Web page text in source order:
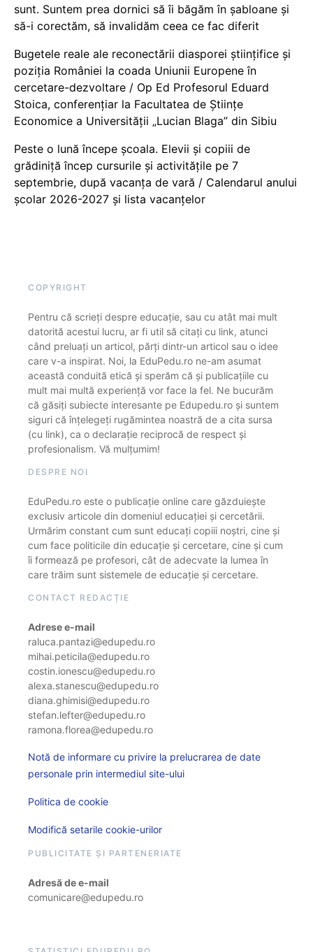
sunt. Suntem prea dornici să îi băgăm în șabloane și
să-i corectăm, să invalidăm ceea ce fac diferit
Bugetele reale ale reconectării diasporei științifice și
poziția României la coada Uniunii Europene în
cercetare-dezvoltare / Op Ed Profesorul Eduard
Stoica, conferențiar la Facultatea de Științe
Economice a Universității „Lucian Blaga” din Sibiu
Peste o lună începe școala. Elevii și copiii de
grădiniță încep cursurile și activitățile pe 7
septembrie, după vacanța de vară / Calendarul anului
școlar 2026-2027 și lista vacanțelor
COPYRIGHT
Pentru că scrieți despre educație, sau cu atât mai mult
datorită acestui lucru, ar fi util să citați cu link, atunci
când preluați un articol, părți dintr-un articol sau o idee
care v-a inspirat. Noi, la EduPedu.ro ne-am asumat
această conduită etică și sperăm că și publicațiile cu
mult mai multă experiență vor face la fel. Ne bucurăm
că găsiți subiecte interesante pe Edupedu.ro și suntem
siguri că înțelegeți rugămintea noastră de a cita sursa
(cu link), ca o declarație reciprocă de respect și
profesionalism. Vă mulțumim!
DESPRE NOI
EduPedu.ro este o publicație online care găzduiește
exclusiv articole din domeniul educației și cercetării.
Urmărim constant cum sunt educați copiii noștri, cine și
cum face politicile din educație și cercetare, cine și cum
îi formează pe profesori, cât de adecvate la lumea în
care trăim sunt sistemele de educație și cercetare.
CONTACT REDACȚIE
Adrese e-mail
raluca.pantazi@edupedu.ro
mihai.peticila@edupedu.ro
costin.ionescu@edupedu.ro
alexa.stanescu@edupedu.ro
diana.ghimisi@edupedu.ro
stefan.lefter@edupedu.ro
ramona.florea@edupedu.ro
Notă de informare cu privire la prelucrarea de date
personale prin intermediul site-ului
Politica de cookie
Modifică setarile cookie-urilor
PUBLICITATE ȘI PARTENERIATE
Adresă de e-mail
comunicare@edupedu.ro